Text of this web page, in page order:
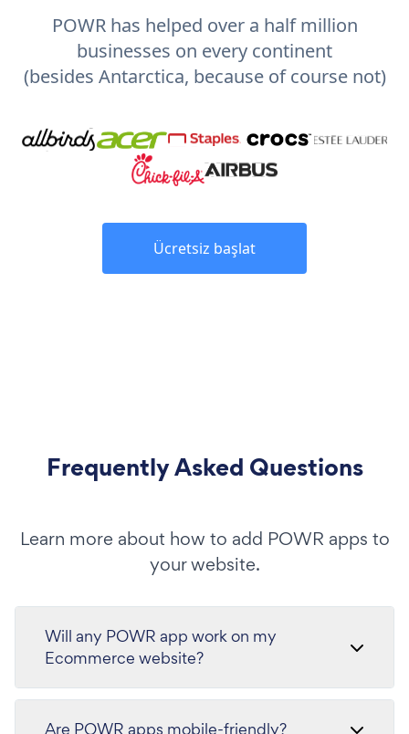
POWR has helped over a half million
businesses on every continent
(besides Antarctica, because of course not)
Ücretsiz başlat
Frequently Asked Questions
Learn more about how to add POWR apps to
your website.
Will any POWR app work on my
Ecommerce website?
Are POWR apps mobile-friendly?